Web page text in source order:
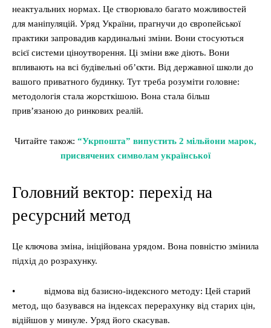
неактуальних нормах. Це створювало багато можливостей
для маніпуляцій. Уряд України, прагнучи до європейської
практики запровадив кардинальні зміни. Вони стосуються
всієї системи ціноутворення. Ці зміни вже діють. Вони
впливають на всі будівельні об’єкти. Від державної школи до
вашого приватного будинку. Тут треба розуміти головне:
методологія стала жорсткішою. Вона стала більш
прив’язаною до ринкових реалій.
Читайте також: “Укрпошта” випустить 2 мільйони марок,
присвячених символам української
Головний вектор: перехід на
ресурсний метод
Це ключова зміна, ініційована урядом. Вона повністю змінила
підхід до розрахунку.
• відмова від базисно-індексного методу: Цей старий
метод, що базувався на індексах перерахунку від старих цін,
відійшов у минуле. Уряд його скасував.